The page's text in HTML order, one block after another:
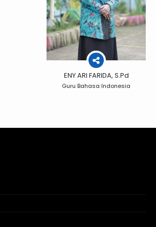
ENY ARI FARIDA, S.Pd
Guru Bahasa Indonesia